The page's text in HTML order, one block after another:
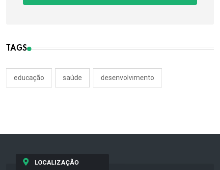
TAGS
educação saúde desenvolvimento
LOCALIZAÇÃO